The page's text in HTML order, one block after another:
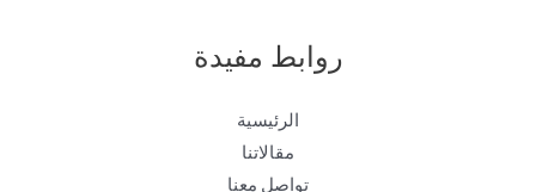
روابط مفيدة
الرئيسية
مقالاتنا
تواصل معنا